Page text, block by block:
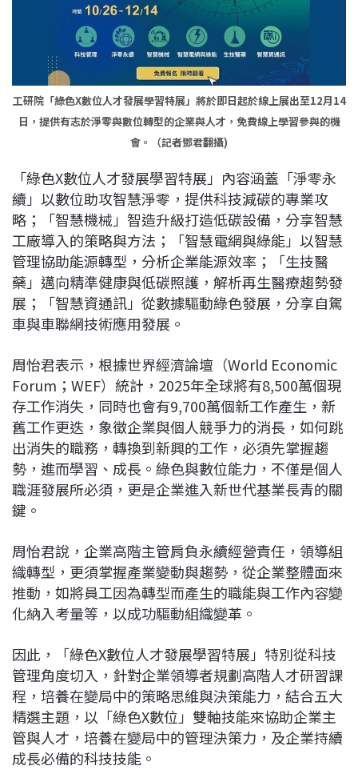
工研院「綠色X數位人才發展學習特展」將於即日起於線上展出至12月14
日，提供有志於淨零與數位轉型的企業與人才，免費線上學習參與的機
會。（記者鄧君翻攝)
「綠色X數位人才發展學習特展」內容涵蓋「淨零永
續」以數位助攻智慧淨零，提供科技減碳的專業攻
略；「智慧機械」智造升級打造低碳設備，分享智慧
工廠導入的策略與方法；「智慧電網與綠能」以智慧
管理協助能源轉型，分析企業能源效率；「生技醫
藥」邁向精準健康與低碳照護，解析再生醫療趨勢發
展；「智慧資通訊」從數據驅動綠色發展，分享自駕
車與車聯網技術應用發展。
周怡君表示，根據世界經濟論壇（World Economic
Forum；WEF）統計，2025年全球將有8,500萬個現
存工作消失，同時也會有9,700萬個新工作產生，新
舊工作更迭，象徵企業與個人競爭力的消長，如何跳
出消失的職務，轉換到新興的工作，必須先掌握趨
勢，進而學習、成長。綠色與數位能力，不僅是個人
職涯發展所必須，更是企業進入新世代基業長青的關
鍵。
周怡君說，企業高階主管肩負永續經營責任，領導組
織轉型，更須掌握產業變動與趨勢，從企業整體面來
推動，如將員工因為轉型而產生的職能與工作內容變
化納入考量等，以成功驅動組織變革。
因此，「綠色X數位人才發展學習特展」特別從科技
管理角度切入，針對企業領導者規劃高階人才研習課
程，培養在變局中的策略思維與決策能力，結合五大
精選主題，以「綠色X數位」雙軸技能來協助企業主
管與人才，培養在變局中的管理決策力，及企業持續
成長必備的科技技能。